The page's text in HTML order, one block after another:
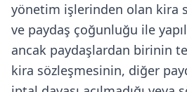
yönetim işlerinden olan kira
ve paydaş çoğunluğu ile
ancak paydaşlardan birinin
kira sözleşmesinin, diğer